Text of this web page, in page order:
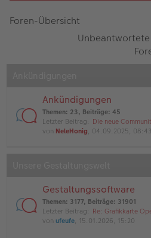
Foren-Übersicht
Unbeantwortete
Ankündigungen
Themen: 23, Beiträge: 45
Letzter Beitrag: Die neue
von NeleHonig, 04.09.2025, 08:43
Gestaltungssoftware
Themen: 3177, Beiträge: 31901
Letzter Beitrag: Re: Grafikkarte
von ufeufe, 15.01.2026, 15:20